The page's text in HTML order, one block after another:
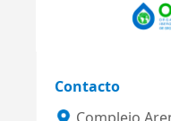
Contacto